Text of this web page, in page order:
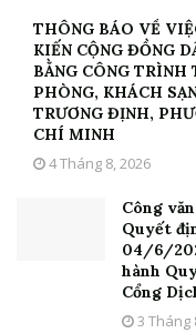
THÔNG BÁO VỀ
KIẾN CỘNG ĐỒNG
BẰNG CÔNG
PHÒNG, KHÁCH
TRƯƠNG ĐỊNH,
CHÍ MINH
4 Tháng 8, 2026
Công
Quyết
04/6/
hành
Cổng
3 Tháng